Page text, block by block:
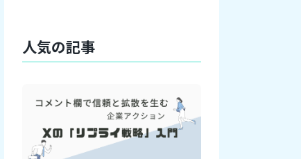
人気の記事